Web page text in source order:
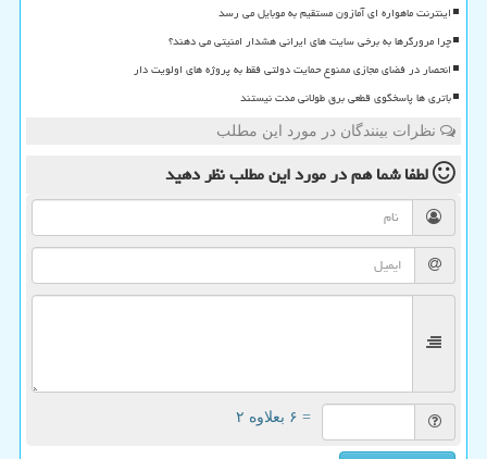
اینترنت ماهواره ای آمازون مستقیم به موبایل می رسد
چرا مرورگرها به برخی سایت های ایرانی هشدار امنیتی می دهند؟
انحصار در فضای مجازی ممنوع حمایت دولتی فقط به پروژه های اولویت دار
باتری ها پاسخگوی قطعی برق طولانی مدت نیستند
نظرات بینندگان در مورد این مطلب
لطفا شما همدر مورد این مطلبنظر دهید
= ۶ بعلاوه ۲